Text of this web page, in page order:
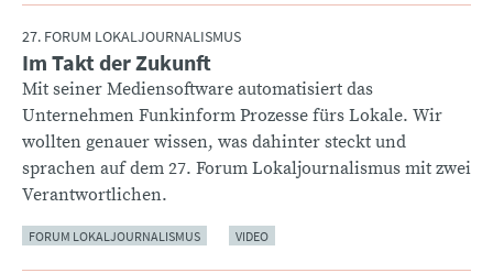
27. FORUM LOKALJOURNALISMUS
:Im Takt der Zukunft
Mit seiner Mediensoftware automatisiert das
Unternehmen Funkinform Prozesse fürs Lokale. Wir
wollten genauer wissen, was dahinter steckt und
sprachen auf dem 27. Forum Lokaljournalismus mit zwei
Verantwortlichen.
FORUM LOKALJOURNALISMUS VIDEO